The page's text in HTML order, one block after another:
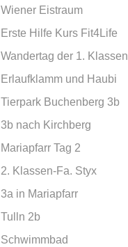
Wiener Eistraum
Erste Hilfe Kurs Fit4Life
Wandertag der 1. Klassen
Erlaufklamm und Haubi
Tierpark Buchenberg 3b
3b nach Kirchberg
Mariapfarr Tag 2
2. Klassen-Fa. Styx
3a in Mariapfarr
Tulln 2b
Schwimmbad